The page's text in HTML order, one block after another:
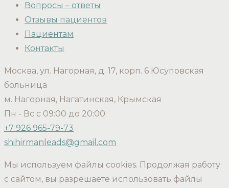
Вопросы – ответы
Отзывы пациентов
Пациентам
Контакты
Москва, ул. Нагорная, д. 17, корп. 6 Юсуповская
больница
м. Нагорная, Нагатинская, Крымская
Пн - Вс с 09:00 до 20:00
+7 926 965-79-73
shihirmanleads@gmail.com
Мы используем файлы cookies. Продолжая работу
с сайтом, вы разрешаете использовать файлы